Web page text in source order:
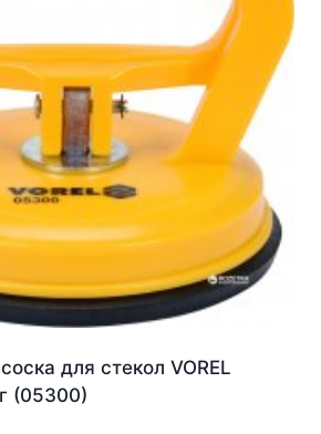
для стекол VOREL
(05300)